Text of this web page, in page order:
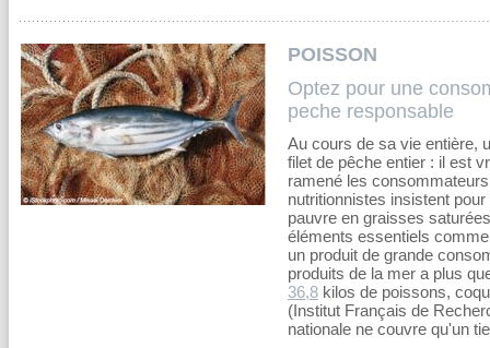
POISSON
Optez pour une
peche responsable
Au cours de sa vie entière,
filet de pêche entier : il est
ramené les
nutritionnistes insistent
pauvre en graisses
éléments essentiels
un produit de grande
produits de la mer a plus
36,8 kilos de poissons,
(Institut Français de
nationale ne couvre qu'un